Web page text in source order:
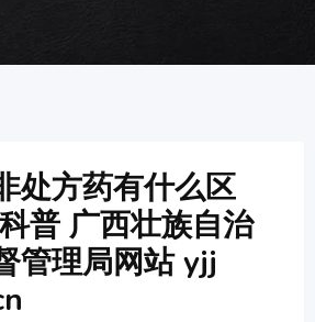
处方药有什么区
普 广西壮族自治
管理局网站 yjj